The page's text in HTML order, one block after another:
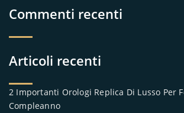
Commenti recenti
Articoli recenti
2 Importanti Orologi Replica Di Lusso Per
Compleanno